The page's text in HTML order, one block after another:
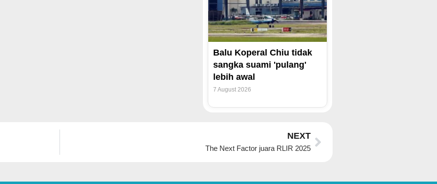
Balu Koperal Chiu tidak
sangka suami 'pulang'
lebih awal
7 August 2026
NEXT
The Next Factor juara RLIR 2025
Next